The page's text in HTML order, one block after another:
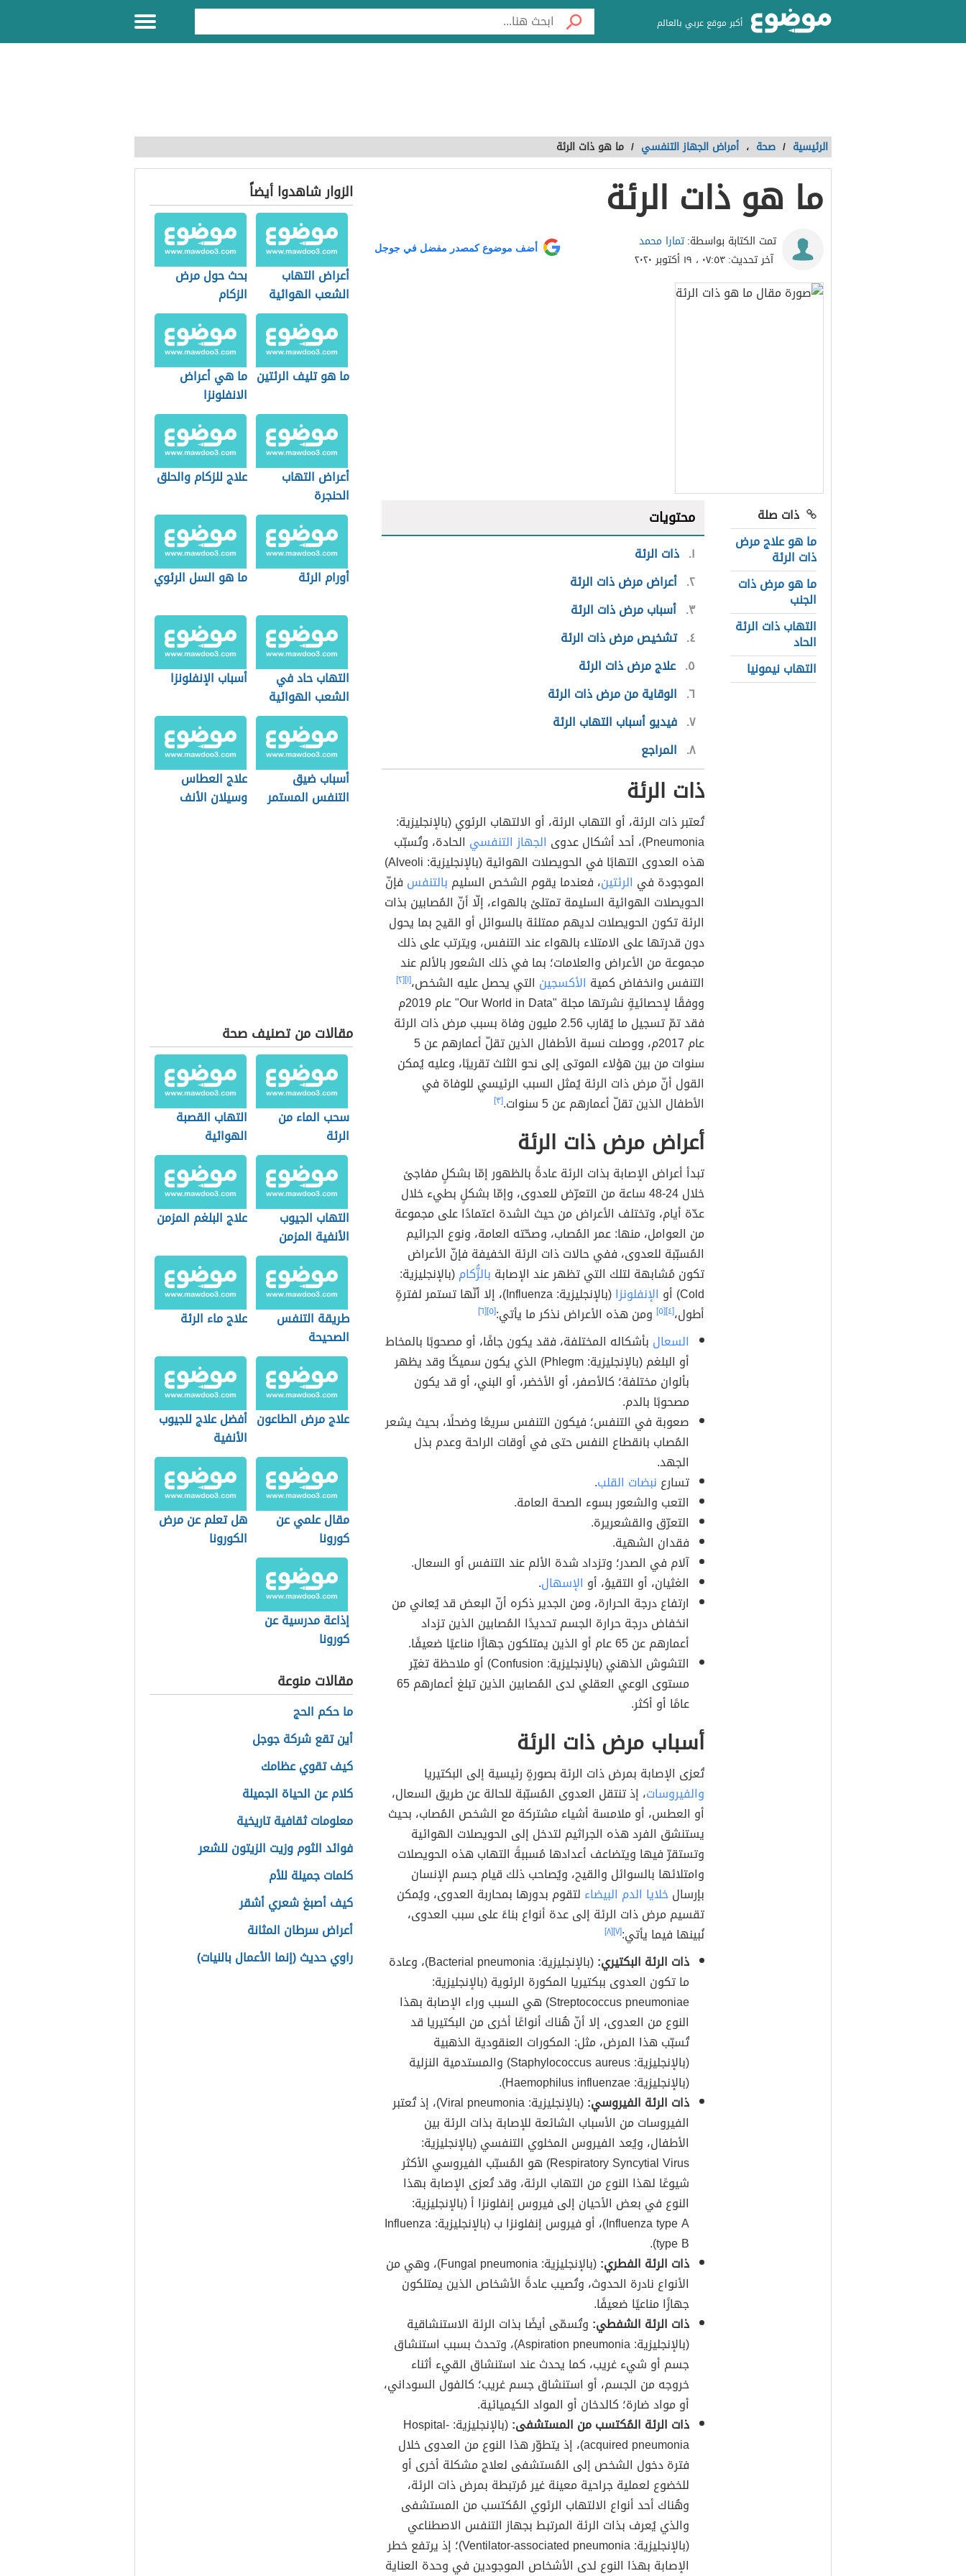
أكبر موقع عربي بالعالم
الرئيسية / صحة ، أمراض الجهاز التنفسي / ما هو ذات الرئة
ما هو ذات الرئة
تمت الكتابة بواسطة:تمارا محمد
آخر تحديث:٠٧:٥٣ ، ١٩ أكتوبر ٢٠٢٠
أضف موضوع كمصدر مفضل في جوجل
ذات صلة
ما هو علاج مرض
ذات الرئة
ما هو مرض ذات
الجنب
التهاب ذات الرئة
الحاد
التهاب نيمونيا
محتويات
١ ذات الرئة
٢ أعراض مرض ذات الرئة
٣ أسباب مرض ذات الرئة
٤ تشخيص مرض ذات الرئة
٥ علاج مرض ذات الرئة
٦ الوقاية من مرض ذات الرئة
٧ فيديو أسباب التهاب الرئة
٨ المراجع
ذات الرئة
تُعتبر ذات الرئة، أو التهاب الرئة، أو الالتهاب الرئوي (بالإنجليزية:
Pneumonia)، أحد أشكال عدوى
الجهاز التنفسي الحادة، وتُسبّب
هذه العدوى التهابًا في الحويصلات الهوائية (بالإنجليزية: Alveoli)
الموجودة في الرئتين، فعندما يقوم الشخص السليم بالتنفس فإنّ
الحويصلات الهوائية السليمة تمتلئ بالهواء، إلّا أنّ المُصابين بذات
الرئة تكون الحويصلات لديهم ممتلئة بالسوائل أو القيح بما يحول
دون قدرتها على الامتلاء بالهواء عند التنفس، ويترتب على ذلك
مجموعة من الأعراض والعلامات؛ بما في ذلك الشعور بالألم عند
التنفس وانخفاض كمية الأكسجين التي يحصل عليه الشخص،[١] [٢]
ووفقًا لإحصائيةٍ نشرتها مجلة "Our World in Data" عام 2019م
فقد تمّ تسجيل ما يُقارب 2.56 مليون وفاة بسبب مرض ذات الرئة
عام 2017م، ووصلت نسبة الأطفال الذين تقلّ أعمارهم عن 5
سنوات من بين هؤلاء الموتى إلى نحو الثلث تقريبًا، وعليه يُمكن
القول أنّ مرض ذات الرئة يُمثل السبب الرئيسي للوفاة في
الأطفال الذين تقلّ أعمارهم عن 5 سنوات.
[٣]
أعراض مرض ذات الرئة
تبدأ أعراض الإصابة بذات الرئة عادةً بالظهور إمّا بشكلٍ مفاجئ
خلال 24-48 ساعة من التعرّض للعدوى، وإمّا بشكلٍ بطيء خلال
عدّة أيام، وتختلف الأعراض من حيث الشدة اعتمادًا على مجموعة
من العوامل، منها: عمر المُصاب، وصحّته العامة، ونوع الجرائيم
المُسبّبة للعدوى، ففي حالات ذات الرئة الخفيفة فإنّ الأعراض
تكون مُشابهة لتلك التي تظهر عند الإصابة بالزُّكام(بالإنجليزية:
Cold)‏ أو
الإنفلونزا
(بالإنجليزية: Influenza)‏، إلا أنّها تستمر لفترةٍ
أطول،[٤] [٥] ومن هذه الأعراض نذكر ما يأتي:[٥] [٦]
السعال بأشكاله المختلفة، فقد يكون جافًا، أو مصحوبًا بالمخاط
أو البلغم (بالإنجليزية: Phlegm) الذي يكون سميكًا وقد يظهر
بألوان مختلفة؛ كالأصفر، أو الأخضر، أو البني، أو قد يكون
مصحوبًا بالدم.
صعوبة في التنفس؛ فيكون التنفس سريعًا وضحلًا، بحيث يشعر
المُصاب بانقطاع النفس حتى في أوقات الراحة وعدم بذل
الجهد.
تسارع نبضات القلب.
التعب والشعور بسوء الصحة العامة.
التعرّق والقشعريرة.
فقدان الشهية.
آلام في الصدر؛ وتزداد شدة الألم عند التنفس أو السعال.
الغثيان، أو التقيؤ، أو الإسهال.
ارتفاع درجة الحرارة، ومن الجدير ذكره أنّ البعض قد يُعاني من
انخفاض درجة حرارة الجسم تحديدًا المُصابين الذين تزداد
أعمارهم عن 65 عام أو الذين يمتلكون جهازًا مناعيًا ضعيفًا.
التشوش الذهني (بالإنجليزية: Confusion) أو ملاحظة تغيّر
مستوى الوعي العقلي لدى المُصابين الذين تبلغ أعمارهم 65
عامًا أو أكثر.
أسباب مرض ذات الرئة
تُعزى الإصابة بمرض ذات الرئة بصورةٍ رئيسية إلى البكتيريا
والفيروسات، إذ تنتقل العدوى المُسبّبة للحالة عن طريق السعال،
أو العطس، أو ملامسة أشياء مشتركة مع الشخص المُصاب، بحيث
يستنشق الفرد هذه الجراثيم لتدخل إلى الحويصلات الهوائية
وتستقرّ فيها ويتضاعف أعدادها مُسببةً التهاب هذه الحويصلات
وامتلائها بالسوائل والقيح، ويُصاحب ذلك قيام جسم الإنسان
بإرسالخلايا الدم البيضاء لتقوم بدورها بمحاربة العدوى، ويُمكن
تقسيم مرض ذات الرئة إلى عدة أنواع بناءً على سبب العدوى،
نُبينها فيما يأتي:[٧] [٨]
ذات الرئة البكتيري:
(بالإنجليزية: Bacterial pneumonia)، وعادة
ما تكون العدوى ببكتيريا المكورة الرئوية (بالإنجليزية:
Streptococcus pneumoniae) هي السبب وراء الإصابة بهذا
النوع من العدوى، إلا أنّ هُناك أنواعًا أخرى من البكتيريا قد
تُسبّب هذا المرض، مثل: المكورات العنقودية الذهبية
(بالإنجليزية: Staphylococcus aureus) والمستدمية النزلية
(بالإنجليزية: Haemophilus influenzae).
ذات الرئة الفيروسي:
(بالإنجليزية: Viral pneumonia)، إذ تُعتبر
الفيروسات من الأسباب الشائعة للإصابة بذات الرئة بين
الأطفال، ويُعد الفيروس المخلوي التنفسي (بالإنجليزية:
Respiratory Syncytial Virus) هو المُسبّب الفيروسي الأكثر
شيوعًا لهذا النوع من التهاب الرئة، وقد تُعزى الإصابة بهذا
النوع في بعض الأحيان إلى فيروس إنفلونزا أ (بالإنجليزية:
Influenza type A)، أو فيروس إنفلونزا ب (بالإنجليزية: Influenza
type B).
ذات الرئة الفطري:
(بالإنجليزية: Fungal pneumonia)، وهي من
الأنواع نادرة الحدوث، وتُصيب عادةً الأشخاص الذين يمتلكون
جهازًا مناعيًا ضعيفًا.
ذات الرئة الشفطي: وتُسمّى أيضًا بذات الرئة الاستنشاقية
(بالإنجليزية: Aspiration pneumonia)، وتحدث بسبب استنشاق
جسم أو شيء غريب، كما يحدث عند استنشاق القيء أثناء
خروجه من الجسم، أو استنشاق جسم غريب؛ كالفول السوداني،
أو مواد ضارة؛ كالدخان أو المواد الكيميائية.
ذات الرئة المُكتسب من المستشفى:
(بالإنجليزية: Hospital-
acquired pneumonia)، إذ يتطوّر هذا النوع من العدوى خلال
فترة دخول الشخص إلى المُستشفى لعلاج مشكلة أخرى أو
للخضوع لعملية جراحية معينة غير مُرتبطة بمرض ذات الرئة،
وهُناك أحد أنواع الالتهاب الرئوي المُكتسب من المستشفى
والذي يُعرف بذات الرئة المرتبط بجهاز التنفس الاصطناعي
(بالإنجليزية: Ventilator-associated pneumonia)؛ إذ يرتفع خطر
الإصابة بهذا النوع لدى الأشخاص الموجودين في وحدة العناية
الزوار شاهدوا أيضاً
أعراض التهاب
الشعب الهوائية
عند الأطفال
بحث حول مرض
الزكام
ما هو تليف الرئتين ما هي أعراض
الانفلونزا
أعراض التهاب
الحنجرة
علاج للزكام والحلق
أورام الرئة ما هو السل الرئوي
التهاب حاد في
الشعب الهوائية
أسباب الإنفلونزا
أسباب ضيق
التنفس المستمر
علاج العطاس
وسيلان الأنف
مقالات من تصنيف صحة
سحب الماء من
الرئة
التهاب القصبة
الهوائية
التهاب الجيوب
الأنفية المزمن
علاج البلغم المزمن
طريقة التنفس
الصحيحة
علاج ماء الرئة
علاج مرض الطاعون أفضل علاج للجيوب
الأنفية
مقال علمي عن
كورونا
هل تعلم عن مرض
الكورونا
إذاعة مدرسية عن
كورونا
مقالات منوعة
ما حكم الحج
أين تقع شركة جوجل
كيف تقوي عظامك
كلام عن الحياة الجميلة
معلومات ثقافية تاريخية
فوائد الثوم وزيت الزيتون للشعر
كلمات جميلة للأم
كيف أصبغ شعري أشقر
أعراض سرطان المثانة
راوي حديث (إنما الأعمال بالنيات)